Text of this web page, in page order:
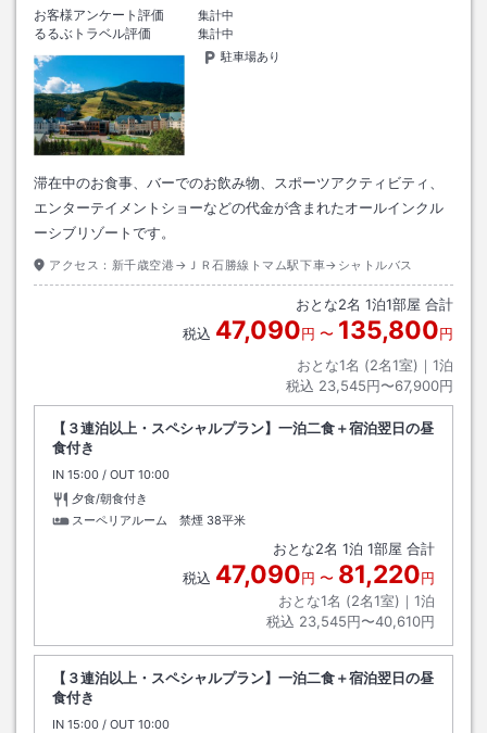
お客様アンケート評価
集計中
るるぶトラベル評価
集計中
駐車場あり
滞在中のお食事、バーでのお飲み物、スポーツアクティビティ、
エンターテイメントショーなどの代金が含まれたオールインクル
ーシブリゾートです。
アクセス： 新千歳空港→ＪＲ石勝線トマム駅下車→シャトルバス
おとな2名 1泊1部屋 合計
税込 47,090円 〜 135,800円
おとな1名 (2名1室)｜ 1泊
税込 23,545円〜67,900円
【３連泊以上・スペシャルプラン】一泊二食＋宿泊翌日の昼
食付き
IN チェックイン
15:00 / OUT チェックアウト
10:00
夕食/朝食付き
スーペリアルーム 禁煙 38平米
おとな2名 1泊 1部屋 合計
税込 47,090円 〜 81,220円
おとな1名 (2名1室)｜ 1泊
税込 23,545円〜40,610円
【３連泊以上・スペシャルプラン】一泊二食＋宿泊翌日の昼
食付き
IN チェックイン
15:00 / OUT チェックアウト
10:00